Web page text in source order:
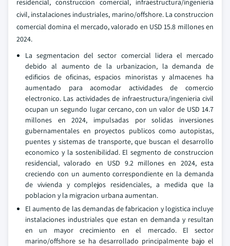
residencial, construccion comercial, infraestructura/ingenieria
civil, instalaciones industriales, marino/offshore. La construccion
comercial domina el mercado, valorado en USD 15.8 millones en
2024.
La segmentacion del sector comercial lidera el mercado
debido al aumento de la urbanizacion, la demanda de
edificios de oficinas, espacios minoristas y almacenes ha
aumentado para acomodar actividades de comercio
electronico. Las actividades de infraestructura/ingenieria civil
ocupan un segundo lugar cercano, con un valor de USD 14.7
millones en 2024, impulsadas por solidas inversiones
gubernamentales en proyectos publicos como autopistas,
puentes y sistemas de transporte, que buscan el desarrollo
economico y la sostenibilidad. El segmento de construccion
residencial, valorado en USD 9.2 millones en 2024, esta
creciendo con un aumento correspondiente en la demanda
de vivienda y complejos residenciales, a medida que la
poblacion y la migracion urbana aumentan.
El aumento de las demandas de fabricacion y logistica incluye
instalaciones industriales que estan en demanda y resultan
en un mayor crecimiento en el mercado. El sector
marino/offshore se ha desarrollado principalmente bajo el